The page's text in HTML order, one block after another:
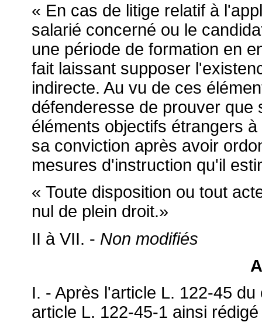
« En cas de litige relatif à
salarié concerné ou le
une période de formation en
fait laissant supposer
indirecte. Au vu de ces
défenderesse de prouver que
éléments objectifs étrangers
sa conviction après avoir
mesures d'instruction qu'il
« Toute disposition ou tout
nul de plein droit.»
II à VII. - Non modifiés
I. - Après l'article L. 122-45
article L. 122-45-1 ainsi rédigé